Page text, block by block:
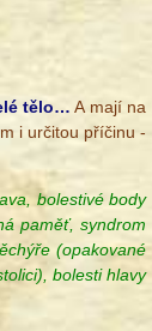
tělo… A mají na
i určitou příčinu -
bolestivé body
paměť, syndrom
(opakované
bolesti hlavy